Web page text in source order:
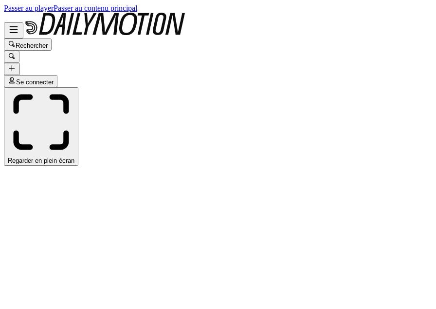
Passer au playerPasser au contenu principal
Rechercher
Se connecter
Regarder en plein écran